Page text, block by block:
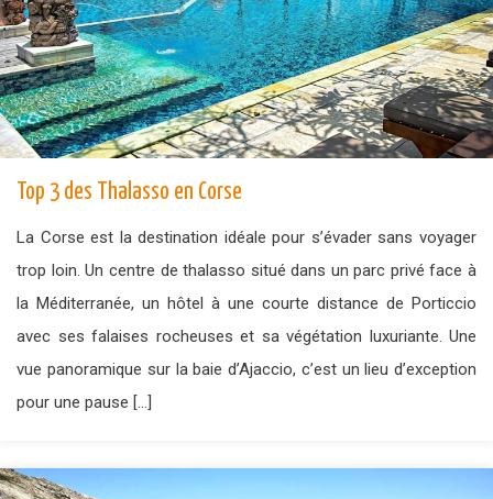
Top 3 des Thalasso en Corse
La Corse est la destination idéale pour s’évader sans voyager
trop loin. Un centre de thalasso situé dans un parc privé face à
la Méditerranée, un hôtel à une courte distance de Porticcio
avec ses falaises rocheuses et sa végétation luxuriante. Une
vue panoramique sur la baie d’Ajaccio, c’est un lieu d’exception
pour une pause […]